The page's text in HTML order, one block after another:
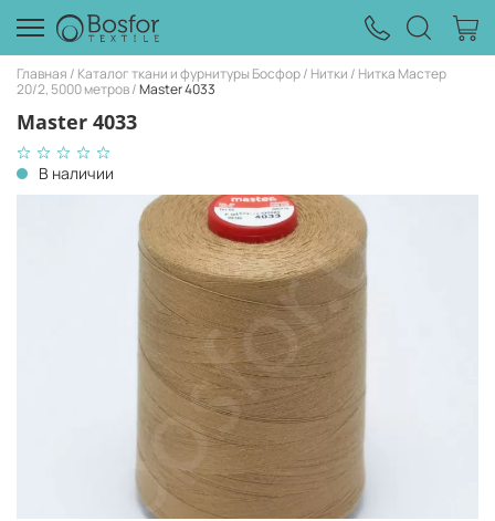
Главная Каталог ткани и фурнитуры Босфор Нитки
Нитка Мастер
20/2, 5000 метров Master 4033
Master 4033
В наличии